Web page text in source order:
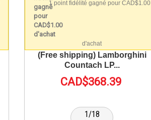
1 point fidélité gagné pour CAD$1.00
d'achat
(Free shipping) Lamborghini
Countach LP...
CAD$368.39
1/18